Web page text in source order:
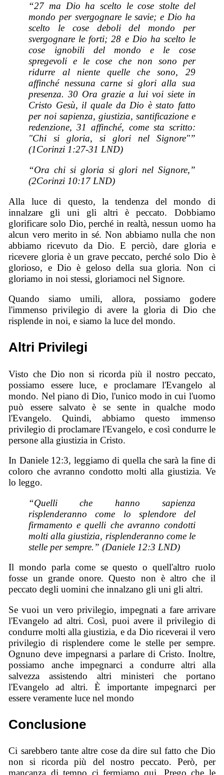
“27 ma Dio ha scelto le cose stolte del
mondo per svergognare le savie; e Dio ha
scelto le cose deboli del mondo per
svergognare le forti; 28 e Dio ha scelto le
cose ignobili del mondo e le cose
spregevoli e le cose che non sono per
ridurre al niente quelle che sono, 29
affinché nessuna carne si glori alla sua
presenza. 30 Ora grazie a lui voi siete in
Cristo Gesù, il quale da Dio è stato fatto
per noi sapienza, giustizia, santificazione e
redenzione, 31 affinché, come sta scritto:
"Chi si gloria, si glori nel Signore"”
(1Corinzi 1:27-31 LND)
“Ora chi si gloria si glori nel Signore,”
(2Corinzi 10:17 LND)
Alla luce di questo, la tendenza del mondo di
innalzare gli uni gli altri è peccato. Dobbiamo
glorificare solo Dio, perché in realtà, nessun uomo ha
alcun vero merito in sé. Non abbiamo nulla che non
abbiamo ricevuto da Dio. E perciò, dare gloria e
ricevere gloria è un grave peccato, perché solo Dio è
glorioso, e Dio è geloso della sua gloria. Non ci
gloriamo in noi stessi, gloriamoci nel Signore.
Quando siamo umili, allora, possiamo godere
l'immenso privilegio di avere la gloria di Dio che
risplende in noi, e siamo la luce del mondo.
Altri Privilegi
Visto che Dio non si ricorda più il nostro peccato,
possiamo essere luce, e proclamare l'Evangelo al
mondo. Nel piano di Dio, l'unico modo in cui l'uomo
può essere salvato è se sente in qualche modo
l'Evangelo. Quindi, abbiamo questo immenso
privilegio di proclamare l'Evangelo, e così condurre le
persone alla giustizia in Cristo.
In Daniele 12:3, leggiamo di quella che sarà la fine di
coloro che avranno condotto molti alla giustizia. Ve
lo leggo.
“Quelli che hanno sapienza
risplenderanno come lo splendore del
firmamento e quelli che avranno condotti
molti alla giustizia, risplenderanno come le
stelle per sempre.” (Daniele 12:3 LND)
Il mondo parla come se questo o quell'altro ruolo
fosse un grande onore. Questo non è altro che il
peccato degli uomini che innalzano gli uni gli altri.
Se vuoi un vero privilegio, impegnati a fare arrivare
l'Evangelo ad altri. Così, puoi avere il privilegio di
condurre molti alla giustizia, e da Dio riceverai il vero
privilegio di risplendere come le stelle per sempre.
Ognuno deve impegnarsi a parlare di Cristo. Inoltre,
possiamo anche impegnarci a condurre altri alla
salvezza assistendo altri ministeri che portano
l'Evangelo ad altri. È importante impegnarci per
essere veramente luce nel mondo
Conclusione
Ci sarebbero tante altre cose da dire sul fatto che Dio
non si ricorda più del nostro peccato. Però, per